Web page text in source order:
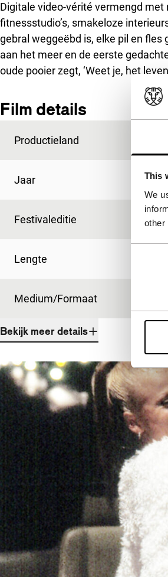
This
We
other
Digitale video-vérité vermengd
fitnessstudio’s, smakeloze
gebral weggeëbd is, elke pil en
aan het meer en de eerste
oude pooier zegt, ‘Weet je, het
Film details
Productieland
Jaar
Festivaleditie
Lengte
Medium/Formaat
Bekijk meer details